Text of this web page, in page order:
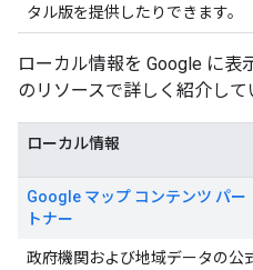
タル版を提供したりできます。
ローカル情報を Google に表
のリソースで詳しく紹介して
ローカル情報
Google マップ コンテンツ パー
トナー
政府機関および地域データの公